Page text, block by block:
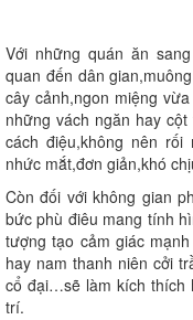
Với những quán ăn
quan đến dân
cây cảnh,ngon miệng
những vách ngăn hay
cách điệu,không nên
nhức mắt,đơn giản,khó
Còn đối với không gian
bức phù điêu mang tính
tượng tạo cảm giác
hay nam thanh niên cởi
cổ đại…sẽ làm kích thích
trí.